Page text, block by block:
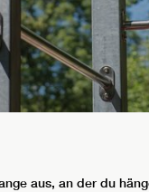
aus, an der du